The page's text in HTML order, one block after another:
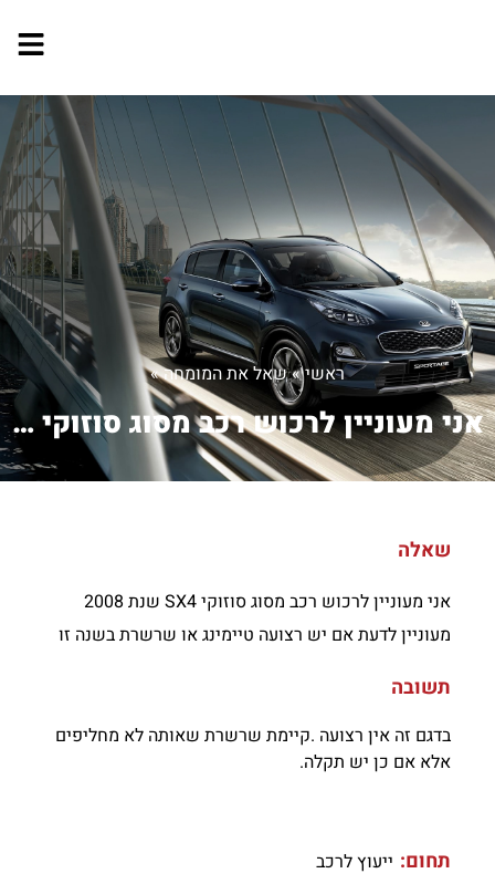
ראשי»שאל את המומחה»
אני מעוניין לרכוש רכב מסוג סוזוקי SX4...
שאלה
אני מעוניין לרכוש רכב מסוג סוזוקי SX4 שנת 2008
מעוניין לדעת אם יש רצועה טיימינג או שרשרת בשנה זו
תשובה
בדגם זה אין רצועה .קיימת שרשרת שאותה לא מחליפים
אלא אם כן יש תקלה.
תחום: ייעוץ לרכב